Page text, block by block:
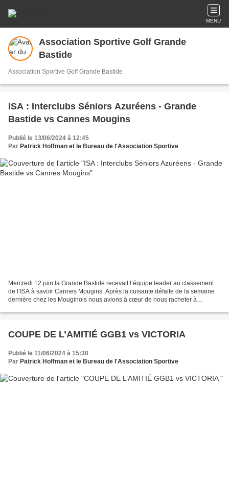
MENU
Association Sportive Golf Grande
Bastide
Association Sportive Golf Grande Bastide
ISA : Interclubs Séniors Azuréens - Grande
Bastide vs Cannes Mougins
Publié le 13/06/2024 à 12:45
Par Patrick Hoffman et le Bureau de l'Association Sportive
Mercredi 12 juin la Grande Bastide recevait l’équipe leader au classement
de l’ISA à savoir Cannes Mougins. Après la cuisante défaite de la semaine
dernière chez les Mouginois nous avions à cœur de nous racheter à
COUPE DE L’AMITIÉ GGB1 vs VICTORIA
Publié le 11/06/2024 à 15:30
Par Patrick Hoffman et le Bureau de l'Association Sportive